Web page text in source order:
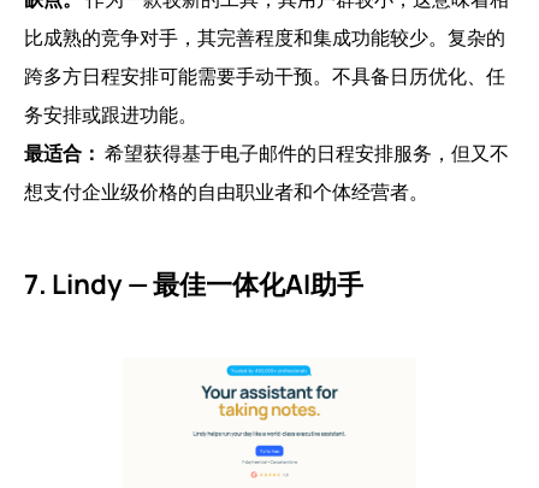
比成熟的竞争对手，其完善程度和集成功能较少。复杂的
跨多方日程安排可能需要手动干预。不具备日历优化、任
务安排或跟进功能。
最适合： 希望获得基于电子邮件的日程安排服务，但又不
想支付企业级价格的自由职业者和个体经营者。
7. Lindy — 最佳一体化AI助手